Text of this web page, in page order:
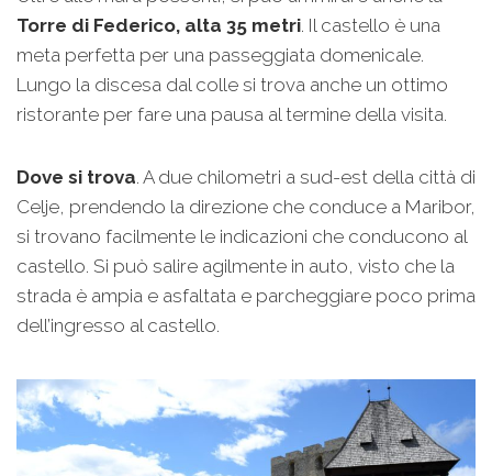
Torre di Federico, alta 35 metri. Il castello è una
meta perfetta per una passeggiata domenicale.
Lungo la discesa dal colle si trova anche un ottimo
ristorante per fare una pausa al termine della visita.
Dove si trova. A due chilometri a sud-est della città di
Celje, prendendo la direzione che conduce a Maribor,
si trovano facilmente le indicazioni che conducono al
castello. Si può salire agilmente in auto, visto che la
strada è ampia e asfaltata e parcheggiare poco prima
dell’ingresso al castello.